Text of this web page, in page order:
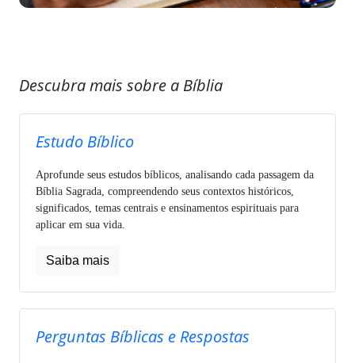
Descubra mais sobre a Bíblia
Estudo Bíblico
Aprofunde seus estudos bíblicos, analisando cada passagem da
Bíblia Sagrada, compreendendo seus contextos históricos,
significados, temas centrais e ensinamentos espirituais para
aplicar em sua vida.
Saiba mais
Perguntas Bíblicas e Respostas